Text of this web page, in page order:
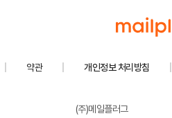
약관 개인정보 처리방침
(주)메일플러그